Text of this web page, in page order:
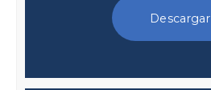
Descargar